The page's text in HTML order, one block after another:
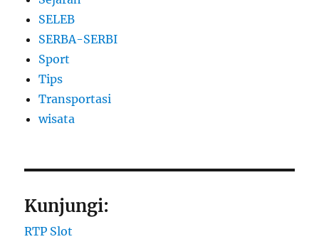
SELEB
SERBA-SERBI
Sport
Tips
Transportasi
wisata
Kunjungi:
RTP Slot